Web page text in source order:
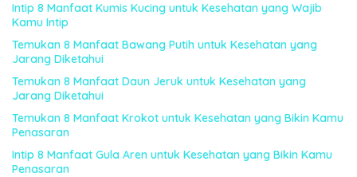
Intip 8 Manfaat Kumis Kucing untuk Kesehatan yang Wajib
Kamu Intip
Temukan 8 Manfaat Bawang Putih untuk Kesehatan yang
Jarang Diketahui
Temukan 8 Manfaat Daun Jeruk untuk Kesehatan yang
Jarang Diketahui
Temukan 8 Manfaat Krokot untuk Kesehatan yang Bikin Kamu
Penasaran
Intip 8 Manfaat Gula Aren untuk Kesehatan yang Bikin Kamu
Penasaran